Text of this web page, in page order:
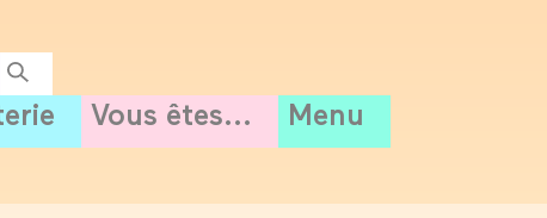
Vous êtes... Menu